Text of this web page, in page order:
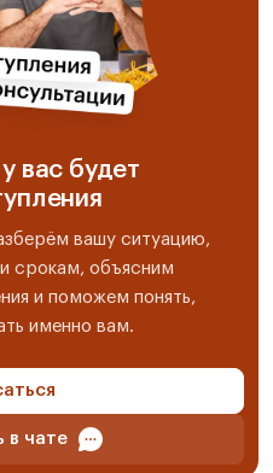
вас будет
вашу ситуацию,
срокам, объясним
и поможем понять,
именно вам.
в чате